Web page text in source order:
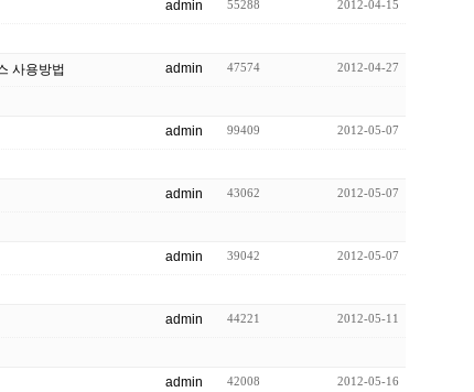
admin 55288 2012-04-15
사용방법 admin 47574 2012-04-27
admin 99409 2012-05-07
admin 43062 2012-05-07
admin 39042 2012-05-07
admin 44221 2012-05-11
admin 42008 2012-05-16